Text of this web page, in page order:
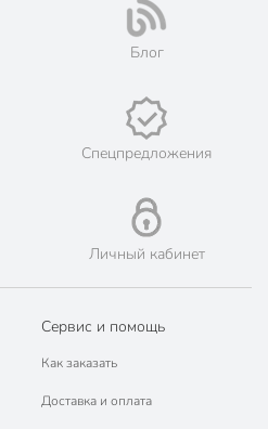
курьерскую доставку для товара
рублей в такие города, как:
Красный Яр, Харабали,
интернет-гипермаркета или
продукция. Интернет-гипермаркет
ведущих мировых
Блог
Спецпредложения
Личный кабинет
Сервис и помощь
Как заказать
Доставка и оплата